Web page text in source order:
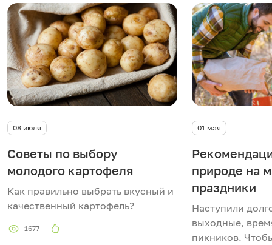
08 июля
Советы по выбору
молодого картофеля
Как правильно выбрать вкусный и
качественный картофель?
1677
01 мая
природе на
праздники
Наступили
выходные,
пикников.